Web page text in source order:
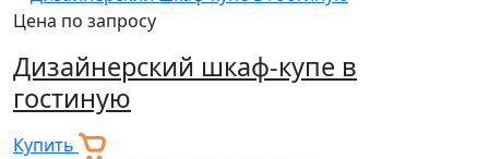
Цена по запросу
Дизайнерский шкаф-купе в
гостиную
Купить